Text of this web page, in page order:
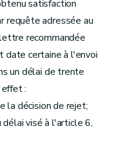
satisfaction
requête adressée au
recommandée
date certaine à l'envoi
un délai de trente
effet :
la décision de rejet;
visé à l'article 6,